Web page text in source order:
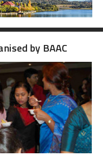
by BAAC